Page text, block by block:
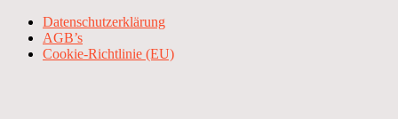
Datenschutzerklärung
AGB’s
Cookie-Richtlinie (EU)